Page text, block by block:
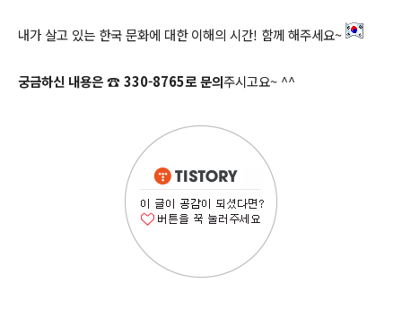
내가 살고 있는 한국 문화에 대한 이해의 시간! 함께 해주세요~
궁금하신 내용은 ☎ 330-8765로 문의주시고요~ ^^